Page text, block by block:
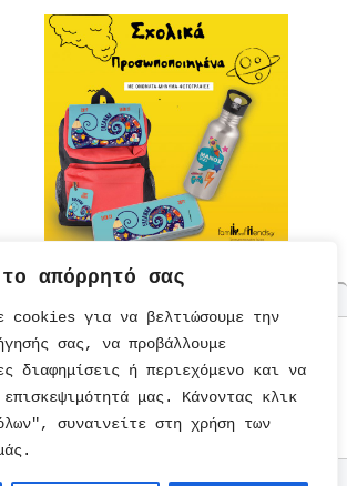
απόρρητό σας
cookies για να βελτιώσουμε την
σας, να προβάλλουμε
διαφημίσεις ή περιεχόμενο και να
μας. Κάνοντας κλικ
συναινείτε στη χρήση των
ΠΡΟΣΚΛΗΣΕΙΣ
ΚΑΡΤΕΣ
ΠΑΙΔΙΚΟ
ΕΚΠΑΙΔΕΥΣΗ
ΔΙΑΤΡΟΦΗ
ΨΥΥΧΑΓΩΓΙΑ
ΠΑΡΑΜΥΘΙΑ
ΤΕΤΡΑΔΙΑ
ΖΩΓΡΑΦΙΚΗΣ